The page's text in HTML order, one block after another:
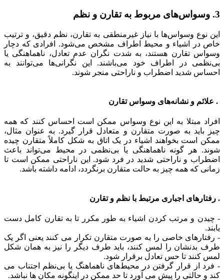
3. وسواس‌های مربوط به تقارن و نظم
این نوع وسواس‌ها با نیاز غیرمنطقی به تقارن، نظم دقیق، و ترتیب
خاص در اشیاء و محیط اطراف مشخص می‌شود. افرادی که دچار
وسواس تقارن هستند، به شدت نگران عدم تعادل، ناهماهنگی یا
بی‌نظمی در اطراف خود می‌باشند. این نگرانی‌ها می‌توانند به
احساس شدید اضطراب و ناراحتی منجر شوند.
. علائم و نشانه‌های وسواس تقارن
افراد مبتلا به این نوع وسواس ممکن است احساس کنند که همه
چیز باید به صورت متقارن و متعادل قرار گیرد. به عنوان مثال،
ممکن است بخواهند اشیاء در یک اتاق به شکل کاملاً متقارن چیده
شوند. هر گونه ناهماهنگی یا بی‌نظمی در محیط می‌تواند باعث
اضطراب و ناراحتی شدید در فرد شود. این ناراحتی ممکن است تا
زمانی که همه چیز به حالت متقارن برنگردد، ادامه داشته باشد.
. رفتارهای اجباری مرتبط با نظم و تقارن
- چیدن و مرتب کردن اشیاء به طور مکرر تا به تقارن کامل دست
یابند.
- رفتارهای خاصی را به صورت متقارن تکرار می کنند یعنی اگر یک
طرف بدنشان را لمس کنند، باید طرف دیگر را نیز به همان شکل
لمس کنند تا حس تعادل برقرار شود.
- فرد از قرار گرفتن در محیط‌های ناهماهنگ یا بی‌نظم اجتناب می
کند و حالتی را پیش می آورد تا حد ممکن در اینگونه مکان ها نباشد.